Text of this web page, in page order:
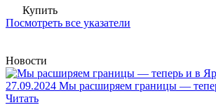
Купить
Посмотреть все указатели
Новости
27.09.2024 Мы расширяем границы —
Читать